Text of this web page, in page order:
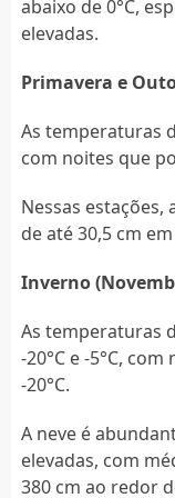
abaixo de 0°C,
elevadas.
Primavera e
As temperaturas
com noites que
Nessas estações,
de até 30,5 cm
Inverno
As temperaturas
-20°C e -5°C,
-20°C.
A neve é
elevadas, com
380 cm ao redor